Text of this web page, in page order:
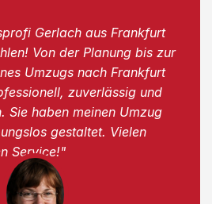
Gerlach aus Frankfurt
Von der Planung bis zur
Umzugs nach Frankfurt
zuverlässig und
Sie haben meinen Umzug
gestaltet. Vielen
Service!"